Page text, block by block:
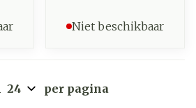
Niet beschikbaar
per pagina